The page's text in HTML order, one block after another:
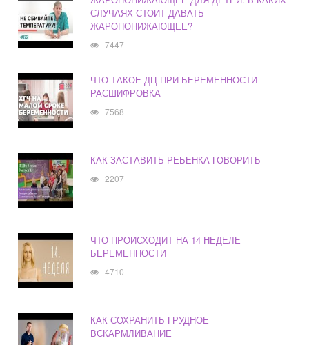
СЛУЧАЯХ СТОИТ ДАВАТЬ
ЖАРОПОНИЖАЮЩЕЕ?
7447
ЧТО ТАКОЕ ДЦ ПРИ БЕРЕМЕННОСТИ
РАСШИФРОВКА
7568
КАК ЗАСТАВИТЬ РЕБЕНКА ГОВОРИТЬ
2207
ЧТО ПРОИСХОДИТ НА 14 НЕДЕЛЕ
БЕРЕМЕННОСТИ
4710
КАК СОХРАНИТЬ ГРУДНОЕ
ВСКАРМЛИВАНИЕ